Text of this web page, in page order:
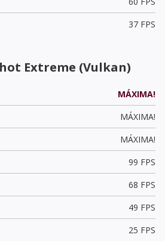
37 FPS
Extreme (Vulkan)
MÁXIMA!
MÁXIMA!
MÁXIMA!
99 FPS
68 FPS
49 FPS
25 FPS